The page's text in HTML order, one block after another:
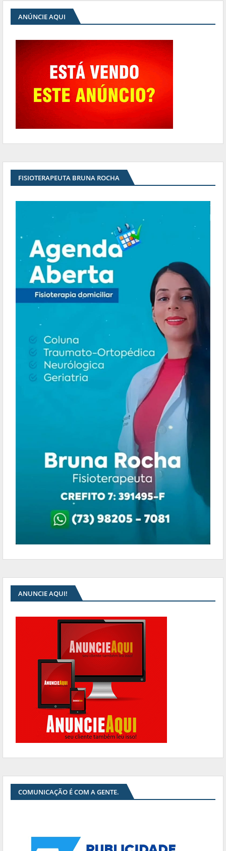
ANÚNCIE AQUI
FISIOTERAPEUTA BRUNA ROCHA
ANUNCIE AQUI!
COMUNICAÇÃO É COM A GENTE.